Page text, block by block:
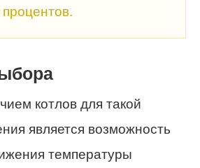
котлов для такой
является возможность
температуры